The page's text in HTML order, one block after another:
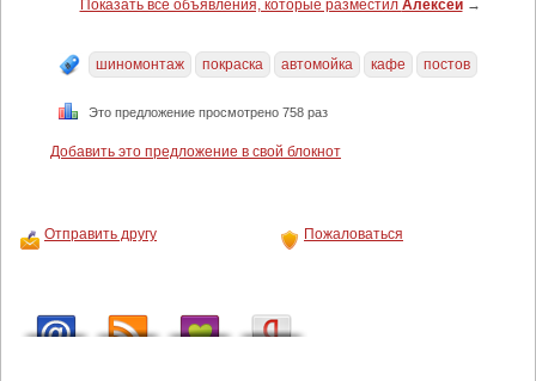
Показать все объявления, которые разместил Алексей→
шиномонтаж покраска автомойка кафе постов
Это предложение просмотрено 758 раз
Добавить это предложение в свой блокнот
Отправить другу Пожаловаться